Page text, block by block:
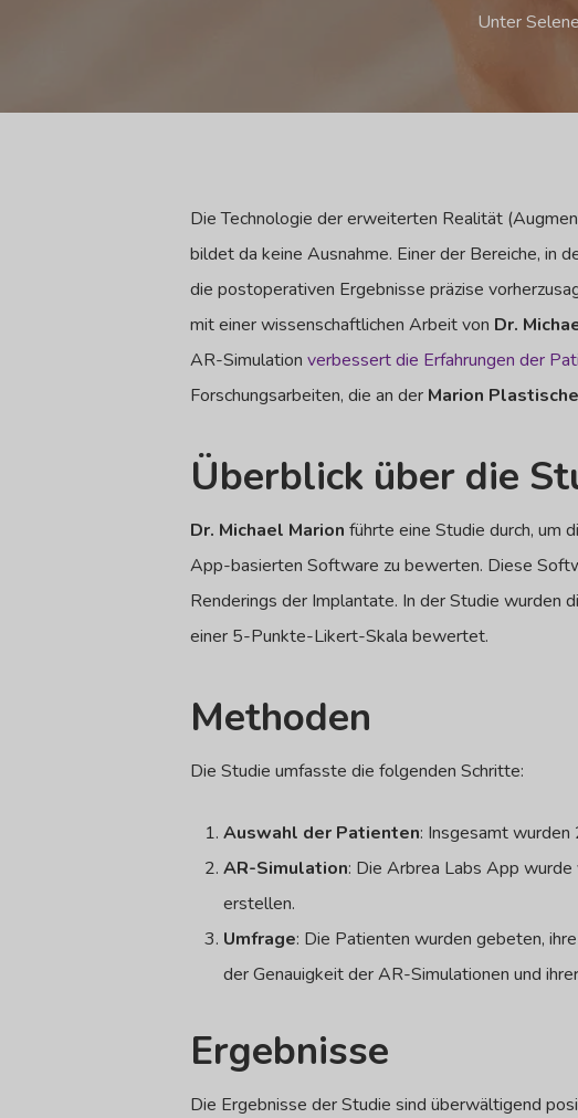
Unter
Die Technologie der erweiterten Realität
bildet da keine Ausnahme. Einer der Bereiche, in
die postoperativen Ergebnisse präzise
mit einer wissenschaftlichen Arbeit von Dr.
AR-Simulationverbessert die Erfahrungen der
Forschungsarbeiten, die an der Marion
Überblick über die
Dr. Michael Marion führte eine Studie durch, um
App-basierten Software zu bewerten. Diese
Renderings der Implantate. In der Studie wurden
einer 5-Punkte-Likert-Skala bewertet.
Methoden
Die Studie umfasste die folgenden Schritte:
Auswahl der Patienten: Insgesamt
AR-Simulation: Die Arbrea Labs App
erstellen.
Umfrage: Die Patienten wurden gebeten,
der Genauigkeit der AR-Simulationen und
Ergebnisse
Die Ergebnisse der Studie sind überwältigend